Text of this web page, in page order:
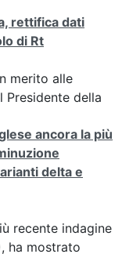
rettifica dati
di Rt
merito alle
Presidente della
ancora la più
delta e
recente indagine
ha mostrato